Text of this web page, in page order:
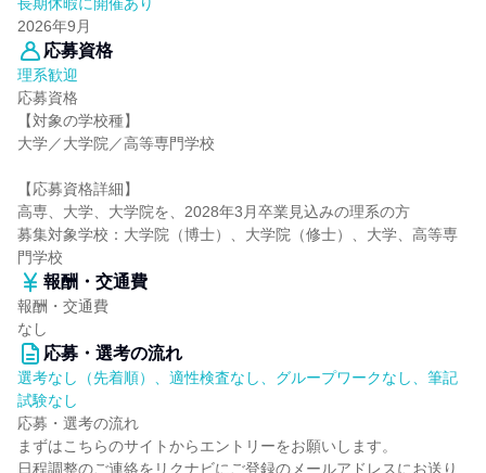
2026年9月
応募資格
理系歓迎
応募資格
【対象の学校種】
大学／大学院／高等専門学校
【応募資格詳細】
高専、大学、大学院を、2028年3月卒業見込みの理系の方
募集対象学校：大学院（博士）、大学院（修士）、大学、高等専
門学校
報酬・交通費
報酬・交通費
なし
応募・選考の流れ
選考なし（先着順）、適性検査なし、グループワークなし、筆記
試験なし
応募・選考の流れ
まずはこちらのサイトからエントリーをお願いします。
日程調整のご連絡をリクナビにご登録のメールアドレスにお送り